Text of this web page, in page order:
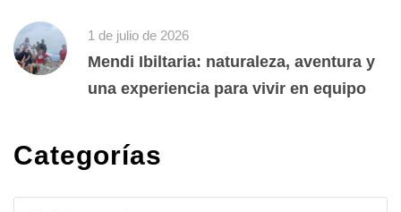
1 de julio de 2026
Mendi Ibiltaria: naturaleza, aventura y
una experiencia para vivir en equipo
Categorías